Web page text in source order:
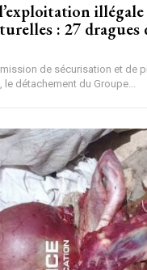
illégale
: 27
de sécurisation et de
le détachement du Groupe...